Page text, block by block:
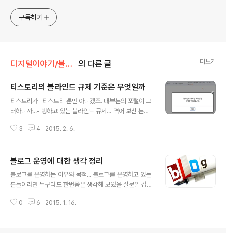
구독하기
디지털이야기/블로그Weblog 의 다른 글 더보기
티스토리의 블라인드 규제 기준은 무엇일까
티스토리가 -티스토리 뿐만 아니겠죠. 대부분의 포털이 그
러하니까...- 행하고 있는 블라인드 규제... 겪어 보신 분들
가슴을... 특히 그것이 블라인드 규제의 본래 취지와도 어딘
제하고 있음에도 그 관점의 차이라는 것이 그저 하나의 구
호에 지나지 않는다는 걸 생각하자면, 당췌 이 나라에서 어
떤 의견이고, 생각을 제대로 펼칠 수 있을런지 정말로 씁쓸
죠?)의 입장에서 자사에 조금이라도 불편함이 가중될 수 있
3 4 2015. 2. 6.
블로그 운영에 대한 생각 정리
블로그를 운영하는 이유와 목적... 블로그를 운영하고 있는
분들이라면 누구라도 한번쯤은 생각해 보았을 질문일 겁니
셔야 한다고 생각합니다. 그것도 검색사이트에 노출되는
0 6 2015. 1. 16.